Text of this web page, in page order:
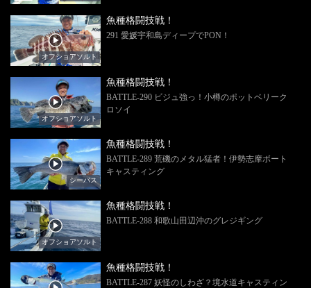
オフショアソルト
魚種格闘技戦！
291 愛媛宇和島ディープでPON！
オフショアソルト
魚種格闘技戦！
BATTLE-290 ビジュ強っ！小樽のポットベリーク
ロソイ
シーバス
魚種格闘技戦！
BATTLE-289 荒磯のメタル猛者！伊勢志摩ボート
キャスティング
オフショアソルト
魚種格闘技戦！
BATTLE-288 和歌山田辺沖のグレジギング
魚種格闘技戦！
BATTLE-287 妖怪のしわざ？境水道キャスティン